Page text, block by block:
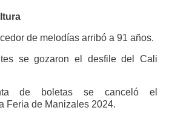
de melodías arribó a 91 años.
se gozaron el desfile del Cali
de boletas se canceló el
Feria de Manizales 2024.